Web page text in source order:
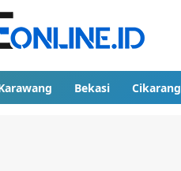
Bekasi Cikarang